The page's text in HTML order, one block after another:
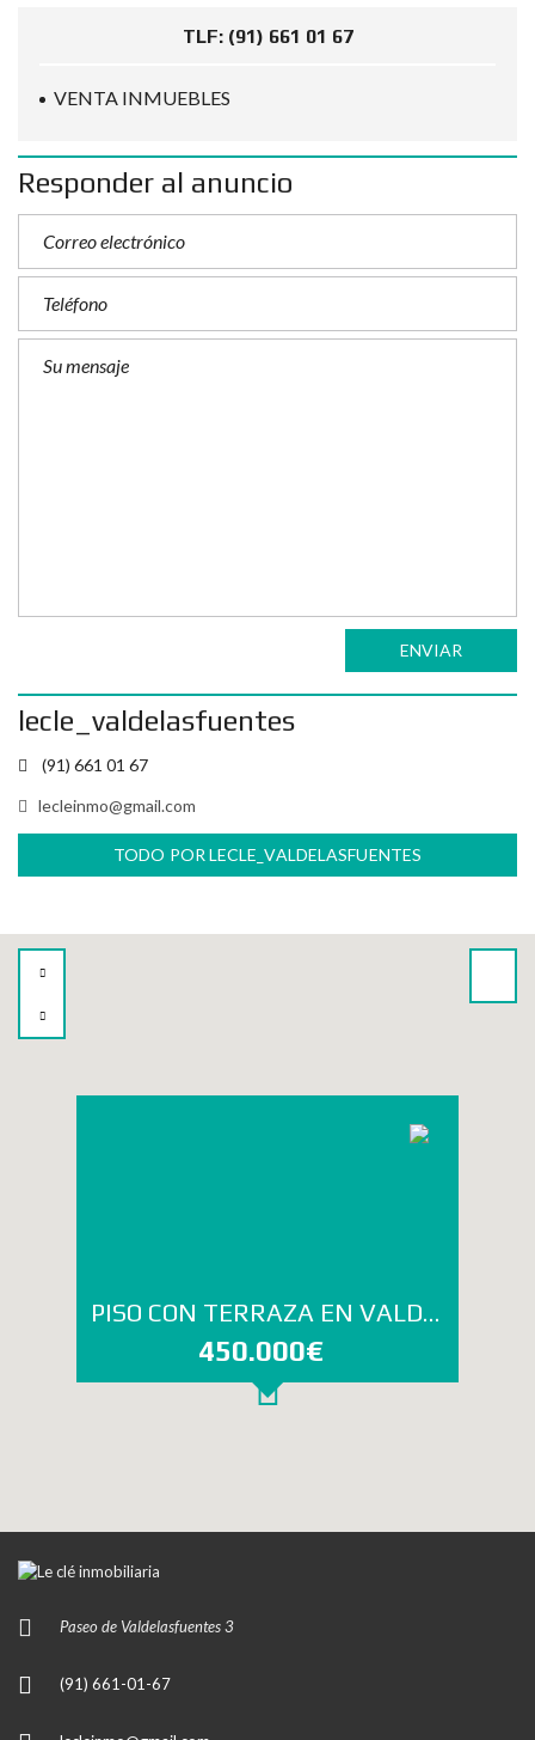
TLF: (91) 661 01 67
VENTA INMUEBLES
Responder al anuncio
ENVIAR
lecle_valdelasfuentes
(91) 661 01 67
lecleinmo@gmail.com
TODO POR LECLE_VALDELASFUENTES
PISO CON TERRAZA EN VALDELASFUENTES
450.000€
Paseo de Valdelasfuentes 3
(91) 661-01-67